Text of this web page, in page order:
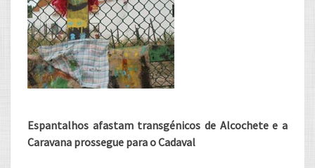
Espantalhos afastam transgénicos de Alcochete e a
Caravana prossegue para o Cadaval